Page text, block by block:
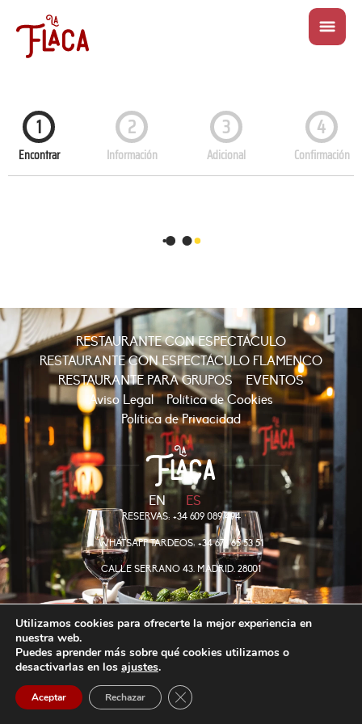
RESTAURANTE CON ESPECTÁCULO
RESTAURANTE CON ESPECTÁCULO FLAMENCO
RESTAURANTE PARA GRUPOS
EVENTOS
Aviso Legal
Política de Cookies
Política de Privacidad
EN ES
RESERVAS: +34 609 089 494
WHATSAPP TARDEOS: +34 673 65 53 51
CALLE SERRANO 43. MADRID. 28001
COPYRIGHT © LAFLACA
Utilizamos cookies para ofrecerte la mejor experiencia en
nuestra web.
Puedes aprender más sobre qué cookies utilizamos o
desactivarlas en los ajustes.
Aceptar Rechazar Cerrar el banner de cookies RGPD